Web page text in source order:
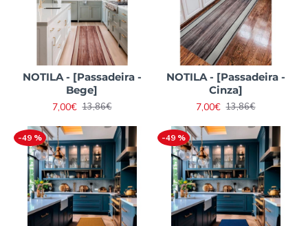
NOTILA - [Passadeira -
Bege]
7,00€ 13,86€
NOTILA - [Passadeira -
Cinza]
7,00€ 13,86€
-49 % -49 %